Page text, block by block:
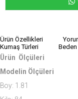
Ürün Özellikleri
Kumaş Türleri
Ürün Ölçüleri
Modelin Ölçüleri
Boy: 1.81